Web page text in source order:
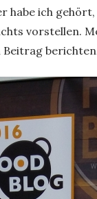
habe ich
vorstellen.
Beitrag